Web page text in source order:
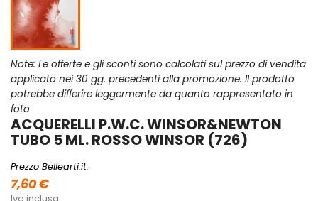
Note: Le offerte e gli sconti sono calcolati sul prezzo di vendita
applicato nei 30 gg. precedenti alla promozione. Il prodotto
potrebbe differire leggermente da quanto rappresentato in
foto
ACQUERELLI P.W.C. WINSOR&NEWTON
TUBO 5 ML. ROSSO WINSOR (726)
Prezzo Bellearti.it:
7,60 €